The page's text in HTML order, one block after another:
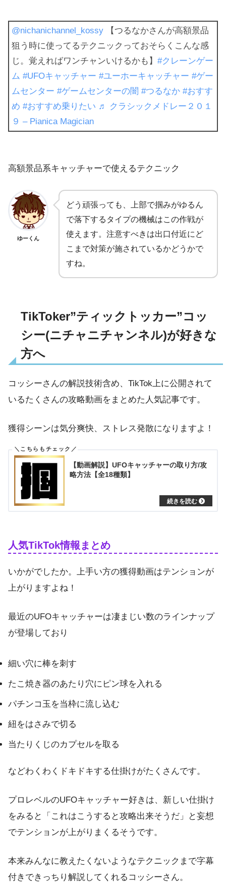
@nichanichannel_kossy 【つるなかさんが高額景品
狙う時に使ってるテクニックっておそらくこんな感
じ。覚えればワンチャンいけるかも】 #クレーンゲー
ム #UFOキャッチャー #ユーホーキャッチャー #ゲー
ムセンター #ゲームセンターの闇 #つるなか #おすす
め #おすすめ乗りたい ♬ クラシックメドレー２０１
９ – Pianica Magician
高額景品系キャッチャーで使えるテクニック
ゆーくん
どう頑張っても、上部で掴みがゆるん
で落下するタイプの機械はこの作戦が
使えます。注意すべきは出口付近にど
こまで対策が施されているかどうかで
すね。
TikToker”ティックトッカー”コッ
シー(ニチャニチャンネル)が好きな
方へ
コッシーさんの解説技術含め、TikTok上に公開されて
いるたくさんの攻略動画をまとめた人気記事です。
獲得シーンは気分爽快、ストレス発散になりますよ！
【動画解説】UFOキャッチャーの取り方/攻
略方法【全18種類】
人気TikTok情報まとめ
いかがでしたか。上手い方の獲得動画はテンションが
上がりますよね！
最近のUFOキャッチャーは凄まじい数のラインナップ
が登場しており
細い穴に棒を刺す
たこ焼き器のあたり穴にピン球を入れる
パチンコ玉を当枠に流し込む
紐をはさみで切る
当たりくじのカプセルを取る
などわくわくドキドキする仕掛けがたくさんです。
プロレベルのUFOキャッチャー好きは、新しい仕掛け
をみると「これはこうすると攻略出来そうだ」と妄想
でテンションが上がりまくるそうです。
本来みんなに教えたくないようなテクニックまで字幕
付きできっちり解説してくれるコッシーさん。